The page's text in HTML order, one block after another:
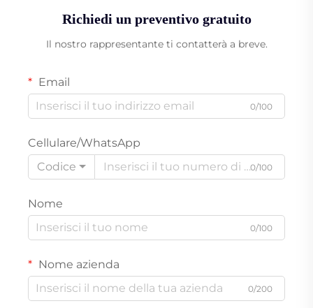
Richiedi un preventivo gratuito
Il nostro rappresentante ti contatterà a breve.
Email
0/100
Cellulare/WhatsApp
Codice
0/100
Nome
0/100
Nome azienda
0/200